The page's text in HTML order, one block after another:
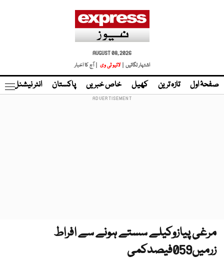
AUGUST 08, 2026
اشتہار لگائیں |
لائیو ٹی وی | آج کا اخبار
صفحۂ اول تازہ ترین کھیل خاص خبریں پاکستان انٹر نیشنل
مرغی پیازوکیلے سستے ہونے سے افراط
زرمیں059فیصدکمی